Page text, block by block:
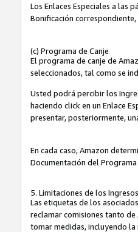
Los Enlaces Especiales a las
Bonificación
(c) Programa de Canje
El programa de canje de
seleccionados, tal como se
Usted podrá percibir los
haciendo click en un Enlace
presentar, posteriormente,
En cada caso, Amazon
Documentación del
5. Limitaciones de los
Las etiquetas de los
reclamar comisiones tanto
tomar medidas, incluyendo